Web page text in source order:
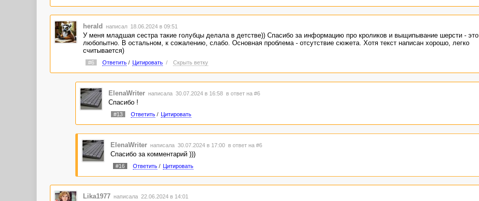
herald написал 18.06.2024 в 09:51
У меня младшая сестра такие голубцы делала в детстве)) Спасибо за информацию про кроликов и выщипывание шерсти - это
любопытно. В остальном, к сожалению, слабо. Основная проблема - отсутствие сюжета. Хотя текст написан хорошо, легко
считывается)
#6 Ответить/ Цитировать / Скрыть ветку
ElenaWriter написала 30.07.2024 в 16:58 в ответ на #6
Спасибо !
#13 Ответить/ Цитировать
ElenaWriter написала 30.07.2024 в 17:00 в ответ на #6
Спасибо за комментарий )))
#16 Ответить/ Цитировать
Lika1977 написала 22.06.2024 в 14:01